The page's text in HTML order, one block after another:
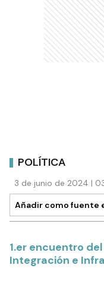
POLÍTICA
3 de junio de 2024 |
Añadir como fuente
1.er encuentro
Integración e